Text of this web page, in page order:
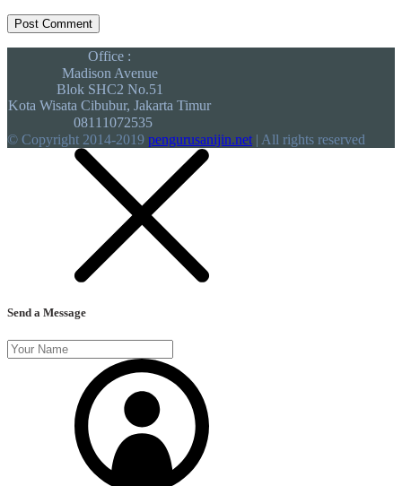
Office :
Madison Avenue
Blok SHC2 No.51
Kota Wisata Cibubur, Jakarta Timur
08111072535
© Copyright 2014-2019 pengurusanijin.net | All rights reserved
Send a Message